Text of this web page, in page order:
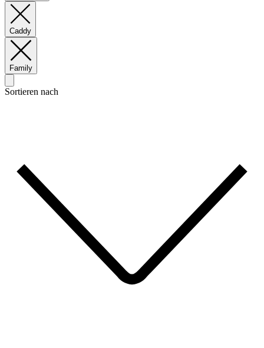
Caddy
Family
Sortieren nach